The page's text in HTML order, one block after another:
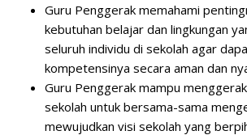
Guru Penggerak memahami
kebutuhan belajar dan lingkungan
seluruh individu di sekolah agar
kompetensinya secara aman dan
Guru Penggerak mampu
sekolah untuk bersama-sama
mewujudkan visi sekolah yang